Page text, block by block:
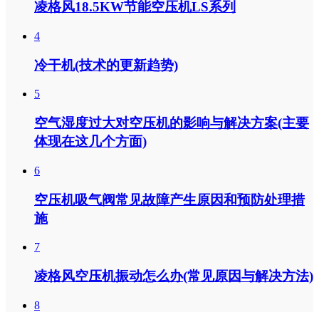
凌格风18.5KW节能空压机LS系列
4
冷干机(技术的更新趋势)
5
空气湿度过大对空压机的影响与解决方案(主要
体现在这几个方面)
6
空压机吸气阀常见故障产生原因和预防处理措
施
7
凌格风空压机振动怎么办(常见原因与解决方法)
8